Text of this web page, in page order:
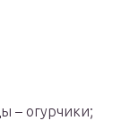
– огурчики;